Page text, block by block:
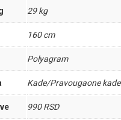
29 kg
160 cm
Polyagram
Kade/Pravougaone kade
990 RSD